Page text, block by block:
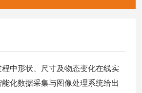
形状、尺寸及物态变化在线实
化数据采集与图像处理系统给出